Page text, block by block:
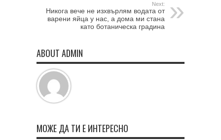
Next:
Никога вече не изхвърлям водата от
варени яйца у нас, а дома ми стана
като ботаническа градина
ABOUT ADMIN
МОЖЕ ДА ТИ Е ИНТЕРЕСНО